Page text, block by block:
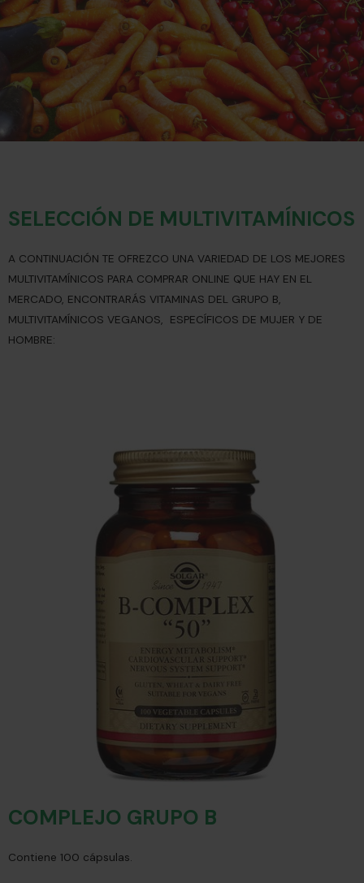
SELECCIÓN DE MULTIVITAMÍNICOS
A CONTINUACIÓN TE OFREZCO UNA VARIEDAD DE LOS MEJORES
MULTIVITAMÍNICOS PARA COMPRAR ONLINE QUE HAY EN EL
MERCADO, ENCONTRARÁS VITAMINAS DEL GRUPO B,
MULTIVITAMÍNICOS VEGANOS, ESPECÍFICOS DE MUJER Y DE
HOMBRE:
COMPLEJO GRUPO B
Contiene 100 cápsulas.